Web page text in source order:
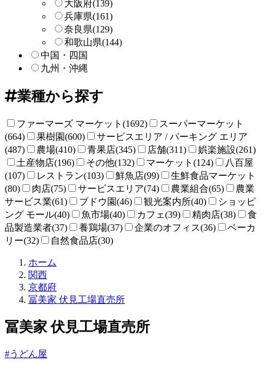
大阪府(139)
兵庫県(161)
奈良県(129)
和歌山県(144)
中国・四国
九州・沖縄
業種から探す
ファーマーズ マーケット(1692)
スーパーマーケット
(664)
果樹園(600)
サービスエリア / パーキング エリア
(487)
農場(410) 青果店(345) 店舗(311)
娯楽施設(261)
土産物店(196)
その他(132) マーケット(124)
八百屋
(107)
レストラン(103) 鮮魚店(99)
生鮮食品マーケット
(80)
肉店(75) サービスエリア(74) 農業組合(65)
農業
サービス業(61)
ブドウ園(46) 観光案内所(40)
ショッピ
ング モール(40)
魚市場(40) カフェ(39) 精肉店(38)
食
品製造業者(37)
養鶏場(37) 企業のオフィス(36)
ベーカ
リー(32)
自然食品店(30)
ホーム
所
ね
と
関西
京都府
冨美家 伏見工場直売所
冨美家 伏見工場直売所
#うどん屋